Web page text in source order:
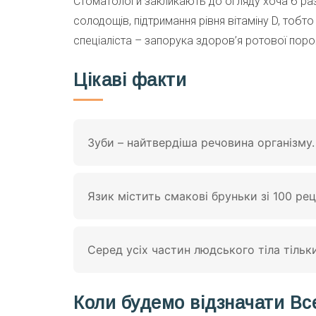
солодощів, підтримання рівня вітаміну D,
спеціаліста – запорука здоров’я ротової
Цікаві факти
Зуби – найтвердіша речовина організму.
Язик містить смакові бруньки зі 100
Серед усіх частин людського тіла
Коли будемо відзначати